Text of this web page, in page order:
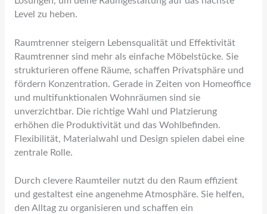
Level zu heben.
Raumtrenner steigern Lebensqualität und Effektivität
Raumtrenner sind mehr als einfache Möbelstücke. Sie
strukturieren offene Räume, schaffen Privatsphäre und
fördern Konzentration. Gerade in Zeiten von Homeoffice
und multifunktionalen Wohnräumen sind sie
unverzichtbar. Die richtige Wahl und Platzierung
erhöhen die Produktivität und das Wohlbefinden.
Flexibilität, Materialwahl und Design spielen dabei eine
zentrale Rolle.
Durch clevere Raumteiler nutzt du den Raum effizient
und gestaltest eine angenehme Atmosphäre. Sie helfen,
den Alltag zu organisieren und schaffen ein